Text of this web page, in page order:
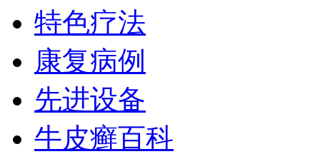
特色疗法
康复病例
先进设备
牛皮癣百科